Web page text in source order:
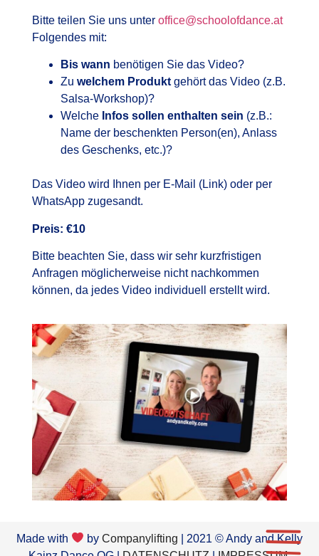
Bitte teilen Sie uns unter office@schoolofdance.at
Folgendes mit:
Bis wann benötigen Sie das Video?
Zu welchem Produktgehört das Video (z.B.
Salsa-Workshop)?
Welche Infos sollen enthalten sein (z.B.:
Name der beschenkten Person(en), Anlass
des Geschenks, etc.)?
Das Video wird Ihnen per E-Mail (Link) oder per
WhatsApp zugesandt.
Preis: €10
Bitte beachten Sie, dass wir sehr kurzfristigen
Anfragen möglicherweise nicht nachkommen
können, da jedes Video individuell erstellt wird.
Made with byCompanylifting | 2021 © Andy and Kelly